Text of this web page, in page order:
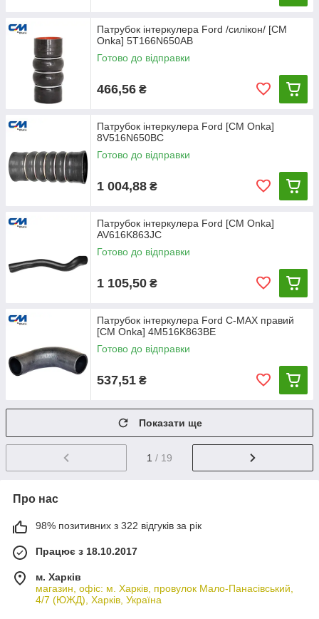
Патрубок інтеркулера Ford /силікон/ [СМ
Onka] 5T166N650AB
Готово до відправки
466,56 ₴
Патрубок інтеркулера Ford [СМ Onka]
8V516N650BC
Готово до відправки
1 004,88 ₴
Патрубок інтеркулера Ford [СМ Onka]
AV616K863JC
Готово до відправки
1 105,50 ₴
Патрубок інтеркулера Ford C-MAX правий
[СМ Onka] 4M516K863BE
Готово до відправки
537,51 ₴
Показати ще
1 / 19
Про нас
98% позитивних з 322 відгуків за рік
Працює з 18.10.2017
м. Харків
магазин, офіс: м. Харків, провулок Мало-Панасівський,
4/7 (ЮЖД), Харків, Україна